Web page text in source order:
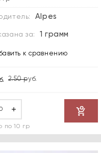
Alpes
за: 1 грамм
к сравнению
2.50руб.
по 10 гр